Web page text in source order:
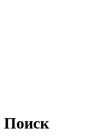
Поиск